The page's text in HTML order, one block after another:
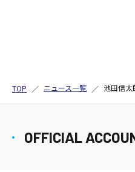
TOP ニュース一覧 池田信
OFFICIAL